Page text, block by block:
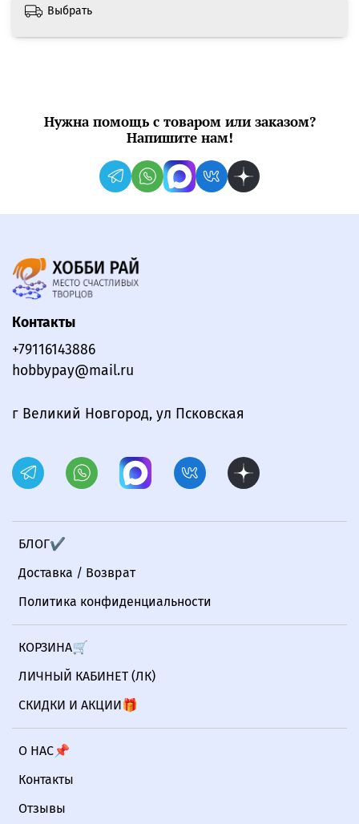
Выбрать
Нужна помощь с товаром или заказом?
Напишите нам!
БЛОГ✔
Доставка / Возврат
Политика конфиденциальности
КОРЗИНА🛒
ЛИЧНЫЙ КАБИНЕТ (ЛК)
СКИДКИ И АКЦИИ🎁
О НАС📌
Контакты
Отзывы
Контакты
+79116143886
hobbypay@mail.ru
г Великий Новгород, ул Псковская